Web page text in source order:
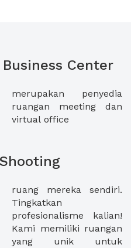
Center
virtual office